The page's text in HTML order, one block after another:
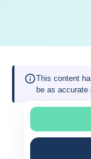
This content
be as accurate